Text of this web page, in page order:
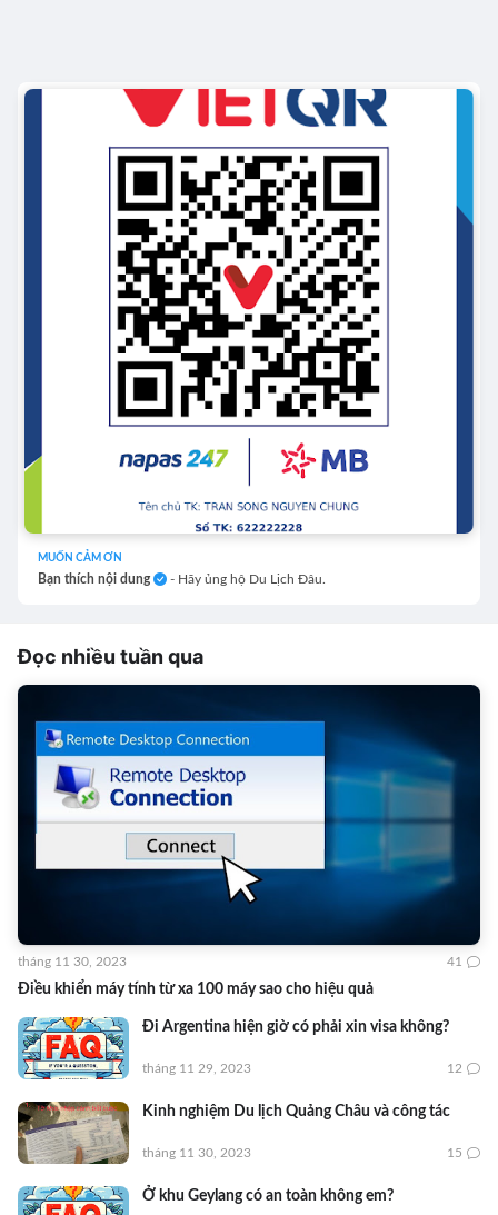
MUỐN CẢM ƠN
Bạn thích nội dung - Hãy ủng hộ Du Lịch Đâu.
Đọc nhiều tuần qua
Điều khiển máy tính từ xa 100 máy sao cho hiệu quả
tháng 11 30, 2023 41
Đi Argentina hiện giờ có phải xin visa không?
tháng 11 29, 2023 12
Kinh nghiệm Du lịch Quảng Châu và công tác
tháng 11 30, 2023 15
Ở khu Geylang có an toàn không em?